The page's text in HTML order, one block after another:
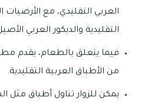
العربي التقليدي، مع
التقليدية والديكور العربي
فيما يتعلق بالطعام، يقدم
من الأطباق العربية التقليدية.
يمكن للزوار تناول أطباق مثل